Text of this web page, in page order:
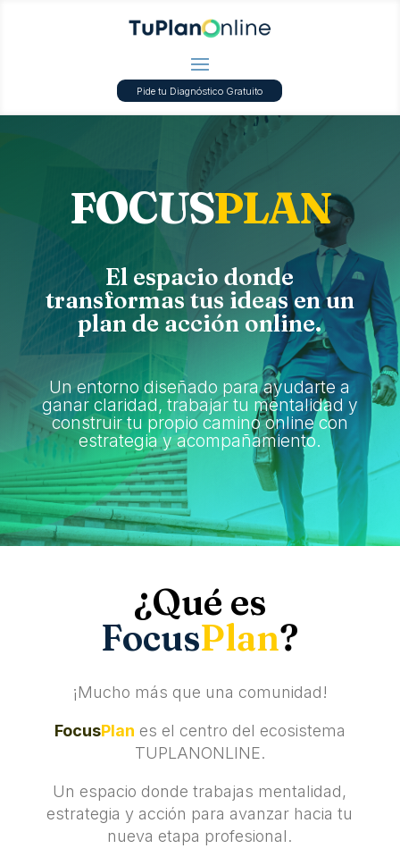
Pide tu Diagnóstico Gratuito
FOCUSPLAN
El espacio donde
transformas tus ideas en un
plan de acción online.
Un entorno diseñado para ayudarte a
ganar claridad, trabajar tu mentalidad y
construir tu propio camino online con
estrategia y acompañamiento.
¿Qué es
FocusPlan?
¡Mucho más que una comunidad!
FocusPlan es el centro del ecosistema
TUPLANONLINE.
Un espacio donde trabajas mentalidad,
estrategia y acción para avanzar hacia tu
nueva etapa profesional.